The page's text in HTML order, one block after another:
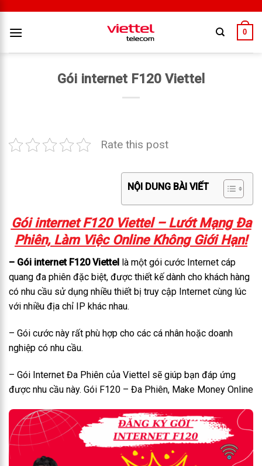
0
Gói internet F120 Viettel
Rate this post
NỘI DUNG BÀI VIẾT
Gói internet F120 Viettel – Lướt Mạng Đa
Phiên, Làm Việc Online Không Giới Hạn!
– Gói internet F120 Viettel là một gói cước Internet cáp
quang đa phiên đặc biệt, được thiết kế dành cho khách hàng
có nhu cầu sử dụng nhiều thiết bị truy cập Internet cùng lúc
với nhiều địa chỉ IP khác nhau.
– Gói cước này rất phù hợp cho các cá nhân hoặc doanh
nghiệp có nhu cầu.
– Gói Internet Đa Phiên của Viettel sẽ giúp bạn đáp ứng
được nhu cầu này. Gói F120 – Đa Phiên, Make Money Online